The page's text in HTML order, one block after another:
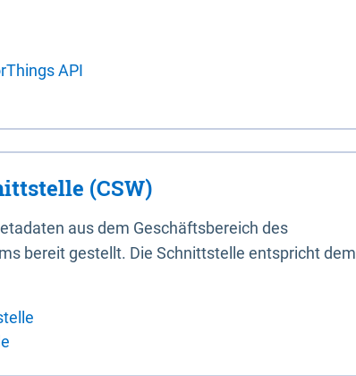
API
(CSW)
aus dem Geschäftsbereich des
bereit gestellt. Die Schnittstelle entspricht dem